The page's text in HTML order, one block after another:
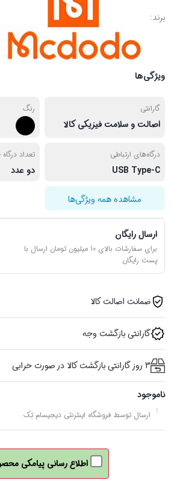
برند:
ویژگی‌ها
گارانتی
اصالت و سلامت فیزیکی کالا
رنگ
درگاه‌های ارتباطی
USB Type-C
تعداد
دو عدد
مشاهده همه ویژگی‌ها
ارسال رایگان
برای سفارشات بالای 10 میلیون تومان ارسال با
پست رایگان
ضمانت اصالت کالا
گارانتی بازگشت وجه
3 روز گارانتی بازگشت کالا در صورت خرابی
ناموجود
ارسال توسط فروشگاه اینترنتی دیجیسام تِک
اطلاع رسانی پیامکی